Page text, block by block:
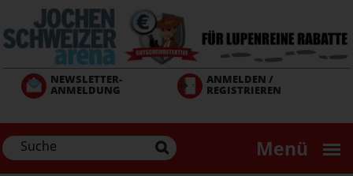
Inhalt
NEWSLETTER-
ANMELDUNG
ANMELDEN /
REGISTRIEREN
Menü